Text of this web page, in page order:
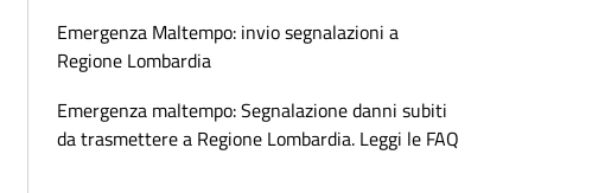
Emergenza Maltempo: invio segnalazioni a
Regione Lombardia
Emergenza maltempo: Segnalazione danni subiti
da trasmettere a Regione Lombardia. Leggi le FAQ